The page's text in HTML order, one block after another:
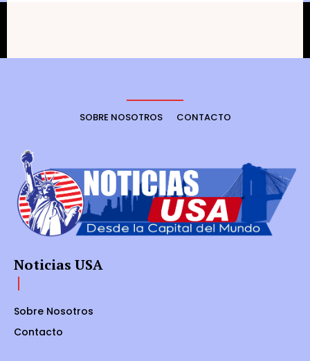
SOBRE NOSOTROS CONTACTO
Noticias USA
Sobre Nosotros
Contacto